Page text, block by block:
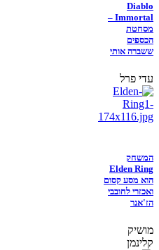
Diablo
Immortal –
מסחטת
הכספים
ששברה אותי
עדי פרל
המשחק
Elden Ring
הוא מסע קסום
ואכזרי לחובבי
הז'אנר
מושיק
קלינמן